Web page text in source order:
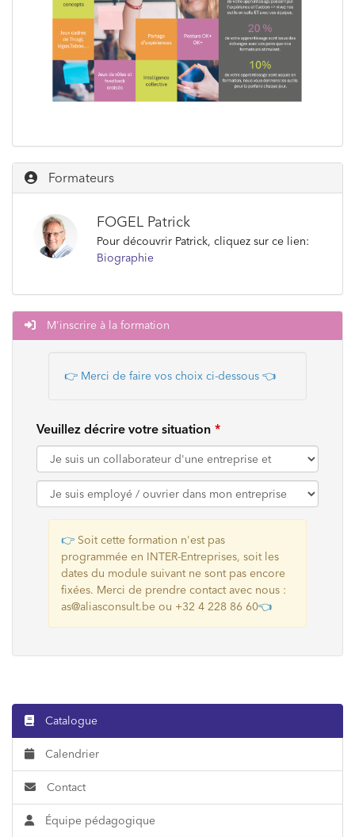
Formateurs
FOGEL Patrick
Pour découvrir Patrick, cliquez sur ce lien:
Biographie
M'inscrire à la formation
👉 Merci de faire vos choix ci-dessous 👈
Veuillez décrire votre situation
👉 Soit cette formation n'est pas
programmée en INTER-Entreprises, soit les
dates du module suivant ne sont pas encore
fixées. Merci de prendre contact avec nous :
as@aliasconsult.be ou +32 4 228 86 60👈
Catalogue
Calendrier
Contact
Équipe pédagogique